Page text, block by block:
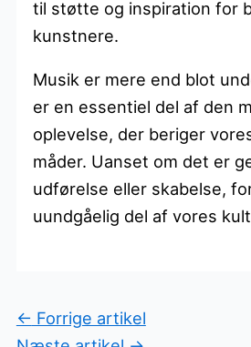
til støtte og inspiration for
kunstnere.
Musik er mere end blot
er en essentiel del af den
oplevelse, der beriger
måder. Uanset om det er
udførelse eller skabelse,
uundgåelig del af vores
← Forrige artikel